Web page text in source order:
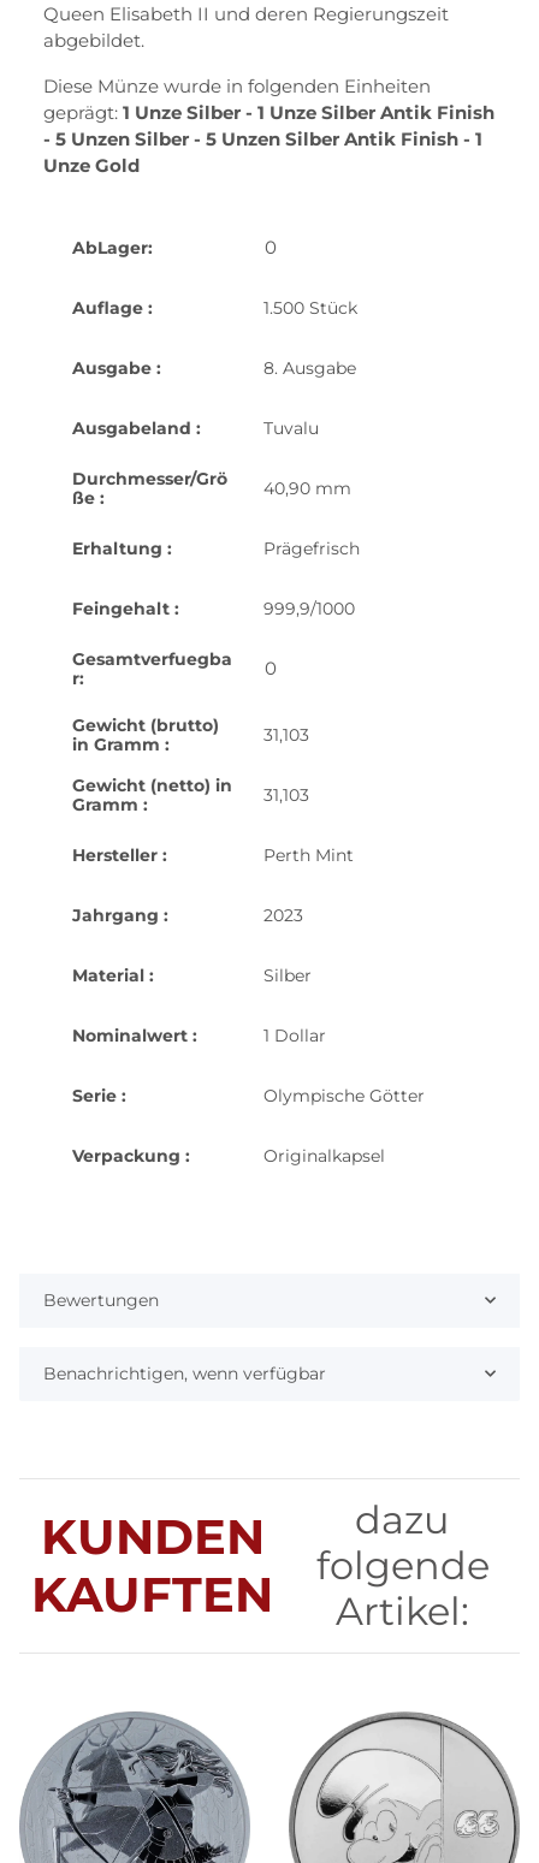
Queen Elisabeth II und deren Regierungszeit
abgebildet.
Diese Münze wurde in folgenden Einheiten
geprägt: 1 Unze Silber - 1 Unze Silber Antik Finish
- 5 Unzen Silber - 5 Unzen Silber Antik Finish - 1
Unze Gold
AbLager: 0
Auflage : 1.500 Stück
Ausgabe : 8. Ausgabe
Ausgabeland : Tuvalu
Durchmesser/Grö
ße :
40,90 mm
Erhaltung : Prägefrisch
Feingehalt : 999,9/1000
Gesamtverfuegba
r:
0
Gewicht (brutto)
in Gramm :
31,103
Gewicht (netto) in
Gramm :
31,103
Hersteller : Perth Mint
Jahrgang : 2023
Material : Silber
Nominalwert : 1 Dollar
Serie : Olympische Götter
Verpackung : Originalkapsel
Bewertungen
Benachrichtigen, wenn verfügbar
KUNDEN
KAUFTEN
dazu
folgende
Artikel: